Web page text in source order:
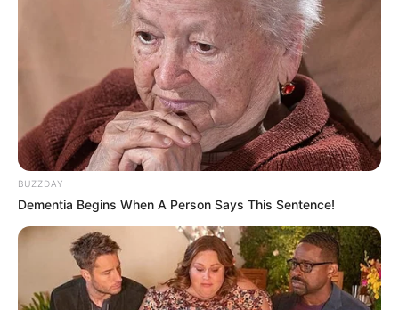
BUZZDAY
Dementia Begins When A Person Says This Sentence!